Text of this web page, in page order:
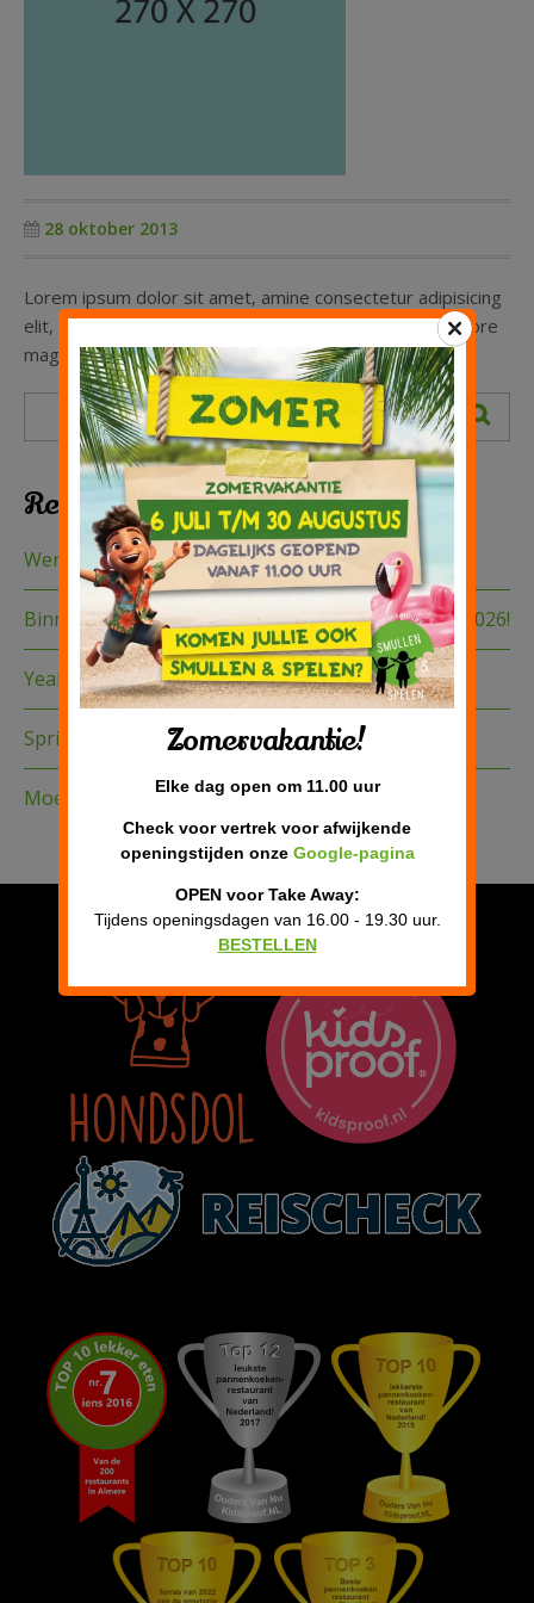
Kinderfeestje
28 oktober 2013
Lorem ipsum dolor sit amet, amine consectetur adipisicing
elit, sed do eiusmod tempor incididunt ut labore et dolore
magna aliqua. Ut enim ad minim veniam.
Recente berichten
Werkzaamheden op de route
Binnenkort te boeken: de Sinterklaas Experience 2026!
Yeah zomervakantie!
Springkussen festival 2026
Moederdag verwen brunch 2026
Privacy verklaring
Zomervakantie!
Elke dag open om 11.00 uur
Check voor vertrek voor afwijkende
openingstijden onze Google-pagina
OPEN voor Take Away:
Tijdens openingsdagen van 16.00 - 19.30 uur.
BESTELLEN